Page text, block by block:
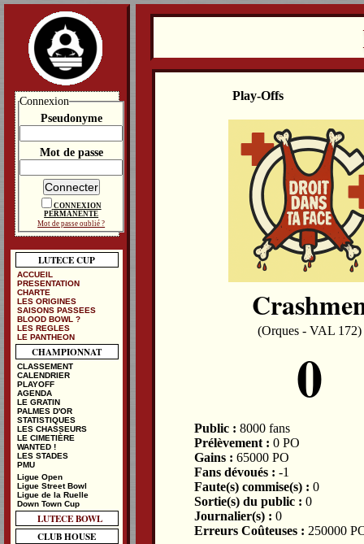
Play-Offs
(Orques - VAL 172)
0
Public : 8000 fans
Prélèvement : 0 PO
Gains : 65000 PO
Fans dévoués : -1
Faute(s) commise(s) : 0
Sortie(s) du public : 0
Journalier(s) : 0
Erreurs Coûteuses : 250000
Connexion
Pseudonyme
Mot de passe
CONNEXION
PERMANENTE
Mot de passe oublié ?
LUTECE CUP
ACCUEIL
PRESENTATION
CHARTE
LES ORIGINES
SAISONS PASSEES
BLOOD BOWL ?
LES REGLES
LE PANTHEON
CHAMPIONNAT
CLASSEMENT
CALENDRIER
PLAYOFF
AGENDA
LE GRATIN
PALMES D'OR
STATISTIQUES
LES CHASSEURS
LE CIMETIÈRE
WANTED !
LES STADES
PMU
Ligue Open
Ligue Street Bowl
Ligue de la Ruelle
Down Town Cup
LUTECE BOWL
CLUB HOUSE